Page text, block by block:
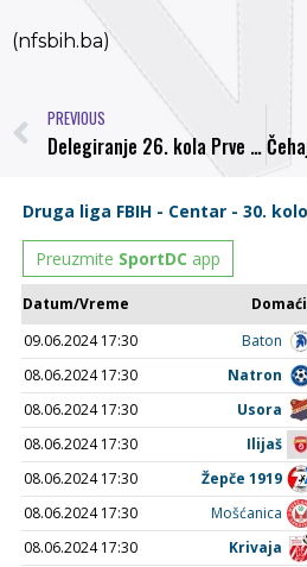
(nfsbih.ba)
PREVIOUS
Delegiranje 26. kola Prve lige FBiH, Mirza Kazlagić na centru u Visokom